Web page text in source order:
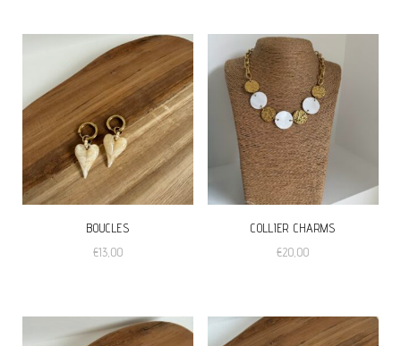
BOUCLES
€13,00
COLLIER CHARMS
€20,00